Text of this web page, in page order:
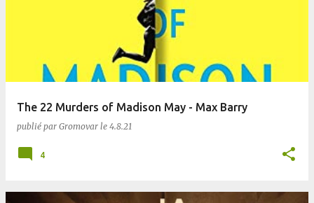
The 22 Murders of Madison May - Max Barry
publié par Gromovar le 4.8.21
4